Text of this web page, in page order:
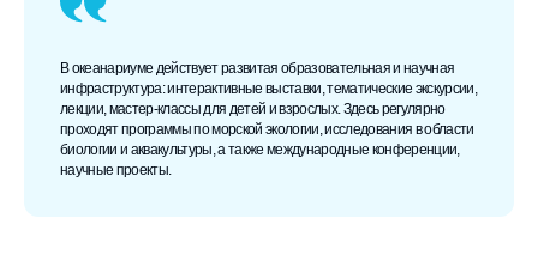
В океанариуме действует развитая образовательная и научная
инфраструктура: интерактивные выставки, тематические экскурсии,
лекции, мастер-классы для детей и взрослых. Здесь регулярно
проходят программы по морской экологии, исследования в области
биологии и аквакультуры, а также международные конференции,
научные проекты.